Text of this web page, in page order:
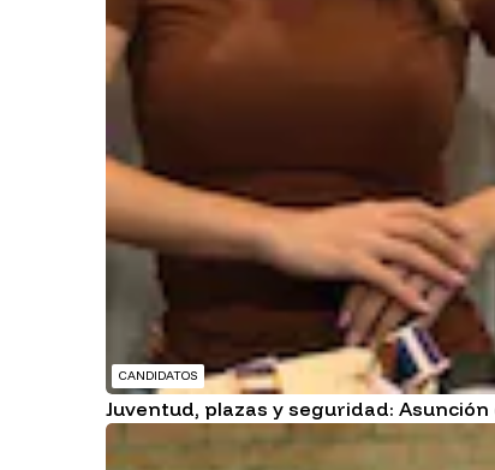
CANDIDATOS
Juventud, plazas y seguridad: